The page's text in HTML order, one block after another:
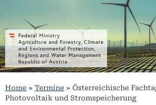
Home » Termine » Österreichische
Photovoltaik und Stromspeicherung